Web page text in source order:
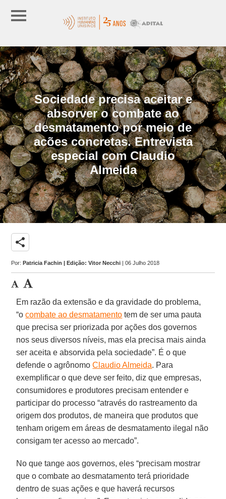
Sociedade precisa aceitar e
absorver o combate ao
desmatamento por meio de
acões concretas. Entrevista
especial com Claudio
Almeida
share
Por:Patricia Fachin | Edição: Vitor Necchi | 06 Julho 2018
Em razão da extensão e da gravidade do problema,
“ocombate ao desmatamento tem de ser uma pauta
que precisa ser priorizada por ações dos governos
nos seus diversos níveis, mas ela precisa mais ainda
ser aceita e absorvida pela sociedade”. É o que
defende o agrônomoClaudio Almeida. Para
exemplificar o que deve ser feito, diz que empresas,
consumidores e produtores precisam entender e
participar do processo “através do rastreamento da
origem dos produtos, de maneira que produtos que
tenham origem em áreas de desmatamento ilegal não
consigam ter acesso ao mercado”.
No que tange aos governos, eles “precisam mostrar
que o combate ao desmatamento terá prioridade
dentro de suas ações e que haverá recursos